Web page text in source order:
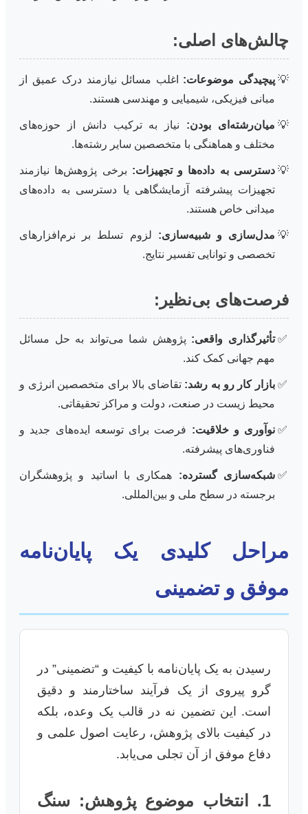
چالش‌های اصلی:
پیچیدگی موضوعات: اغلب مسائل نیازمند درک عمیق از
مبانی فیزیکی، شیمیایی و مهندسی هستند.
میان‌رشته‌ای بودن: نیاز به ترکیب دانش از حوزه‌های
مختلف و هماهنگی با متخصصین سایر رشته‌ها.
دسترسی به داده‌ها و تجهیزات: برخی پژوهش‌ها نیازمند
تجهیزات پیشرفته آزمایشگاهی یا دسترسی به داده‌های
میدانی خاص هستند.
مدل‌سازی و شبیه‌سازی: لزوم تسلط بر نرم‌افزارهای
تخصصی و توانایی تفسیر نتایج.
فرصت‌های بی‌نظیر:
تأثیرگذاری واقعی: پژوهش شما می‌تواند به حل مسائل
مهم جهانی کمک کند.
بازار کار رو به رشد: تقاضای بالا برای متخصصین انرژی و
محیط زیست در صنعت، دولت و مراکز تحقیقاتی.
نوآوری و خلاقیت: فرصت برای توسعه ایده‌های جدید و
فناوری‌های پیشرفته.
شبکه‌سازی گسترده: همکاری با اساتید و پژوهشگران
برجسته در سطح ملی و بین‌المللی.
مراحل کلیدی یک پایان‌نامه
موفق و تضمینی
رسیدن به یک پایان‌نامه با کیفیت و “تضمینی” در
گرو پیروی از یک فرآیند ساختارمند و دقیق
است. این تضمین نه در قالب یک وعده، بلکه
در کیفیت بالای پژوهش، رعایت اصول علمی و
دفاع موفق از آن تجلی می‌یابد.
1. انتخاب موضوع پژوهش: سنگ